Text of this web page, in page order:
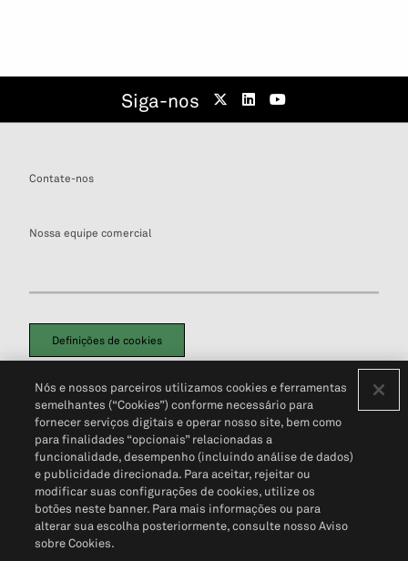
Siga-nos
Contate-nos
Nossa equipe comercial
Definições de cookies
Política de PrivacidadePortal de privacidade do cliente (em inglês)
Não Venda Minhas Informações Pessoais© 2026 S&P Global
Nós e nossos parceiros utilizamos cookies e ferramentas
semelhantes (“Cookies”) conforme necessário para
fornecer serviços digitais e operar nosso site, bem como
para finalidades “opcionais” relacionadas a
funcionalidade, desempenho (incluindo análise de dados)
e publicidade direcionada. Para aceitar, rejeitar ou
modificar suas configurações de cookies, utilize os
botões neste banner. Para mais informações ou para
alterar sua escolha posteriormente, consulte nosso Aviso
sobre Cookies.